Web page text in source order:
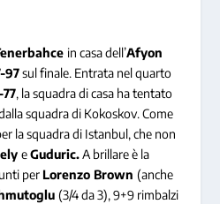
in casa dell’Afyon
97sul finale. Entrata nel quarto
, la squadra di casa ha tentato
squadra di Kokoskov. Come
la squadra di Istanbul, che non
eGuduric.A brillare è la
per Lorenzo Brown(anche
(3/4 da 3), 9+9 rimbalzi